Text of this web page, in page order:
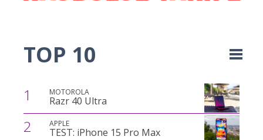
TOP 10
1 MOTOROLA
Razr 40 Ultra
2 APPLE
TEST: iPhone 15 Pro Max